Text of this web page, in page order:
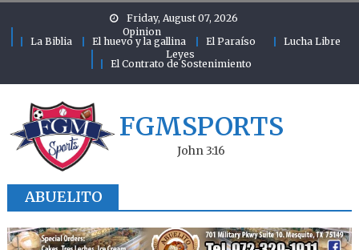
Friday, August 07, 2026
Opinion
La Biblia
El huevo y la gallina El Paraíso
Lucha Libre
Leyes
El Contrato de Sostenimiento
FGMSPORTS
John 3:16
ABUELITO